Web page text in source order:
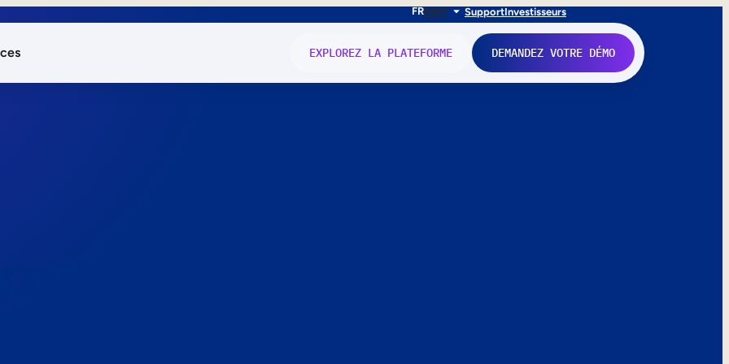
FRENIT SupportInvestisseurs
EXPLOREZ LA PLATEFORME DEMANDEZ VOTRE DÉMO